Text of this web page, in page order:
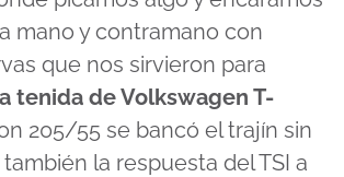
mano y contramano con
que nos sirvieron para
tenida de Volkswagen T-
205/55 se bancó el trajín sin
la respuesta del TSI a